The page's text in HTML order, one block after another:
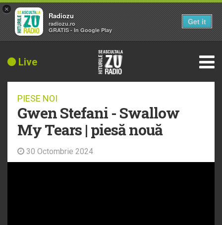
Live
PIESE NOI
Gwen Stefani - Swallow
My Tears | piesă nouă
30 Octombrie 2024
×
Radiozu
radiozu.ro
GRATIS - In Google Play
Get it